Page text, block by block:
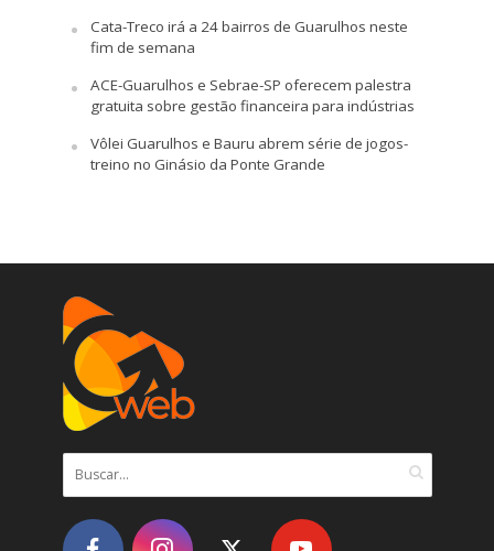
Cata-Treco irá a 24 bairros de Guarulhos neste
fim de semana
ACE-Guarulhos e Sebrae-SP oferecem palestra
gratuita sobre gestão financeira para indústrias
Vôlei Guarulhos e Bauru abrem série de jogos-
treino no Ginásio da Ponte Grande